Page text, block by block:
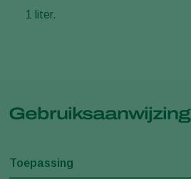
1 liter.
Gebruiksaanwijzing
Toepassing